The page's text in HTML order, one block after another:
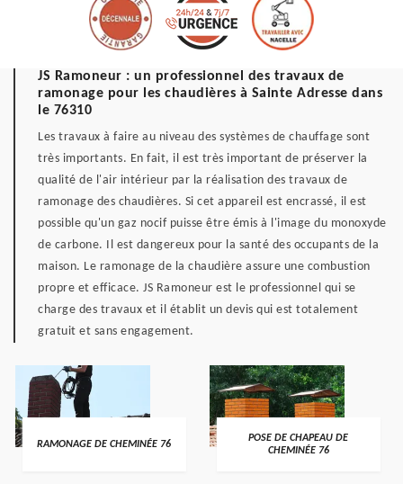
JS Ramoneur : un professionnel des travaux de
ramonage pour les chaudières à Sainte Adresse dans
le 76310
Les travaux à faire au niveau des systèmes de chauffage sont
très importants. En fait, il est très important de préserver la
qualité de l'air intérieur par la réalisation des travaux de
ramonage des chaudières. Si cet appareil est encrassé, il est
possible qu'un gaz nocif puisse être émis à l'image du monoxyde
de carbone. Il est dangereux pour la santé des occupants de la
maison. Le ramonage de la chaudière assure une combustion
propre et efficace. JS Ramoneur est le professionnel qui se
charge des travaux et il établit un devis qui est totalement
gratuit et sans engagement.
RAMONAGE DE CHEMINÉE 76
POSE DE CHAPEAU DE
CHEMINÉE 76